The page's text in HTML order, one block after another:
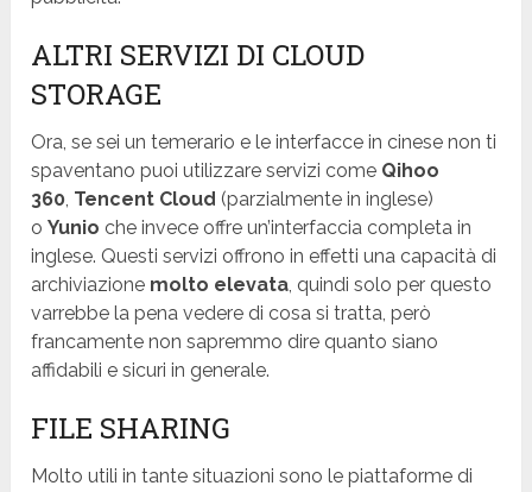
ALTRI SERVIZI DI CLOUD
STORAGE
Ora, se sei un temerario e le interfacce in cinese non ti
spaventano puoi utilizzare servizi come Qihoo
360, Tencent Cloud (parzialmente in inglese)
oYunio che invece offre un’interfaccia completa in
inglese. Questi servizi offrono in effetti una capacità di
archiviazione molto elevata, quindi solo per questo
varrebbe la pena vedere di cosa si tratta, però
francamente non sapremmo dire quanto siano
affidabili e sicuri in generale.
FILE SHARING
Molto utili in tante situazioni sono le piattaforme di